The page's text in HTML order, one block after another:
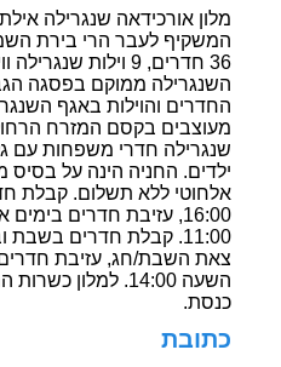
מלון אורכידאה שנגרילה
המשקיף לעבר הרי בירת
36 חדרים, 9 וילות
השנגרילה ממוקם בפסגה
מעוצבים בקסם המזרח
ילדים. החניה הינה על בסיס
אלחוטי ללא תשלום. קבלת
16:00, עזיבת חדרים
11:00. קבלת חדרים
צאת השבת/חג, עזיבת
השעה 14:00. למלון
כנסת.
כתובת